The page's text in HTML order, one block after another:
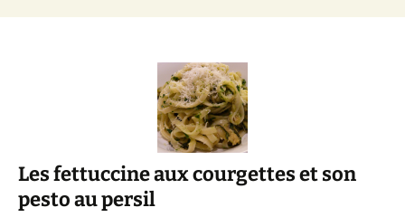
Les fettuccine aux courgettes et son
pesto au persil